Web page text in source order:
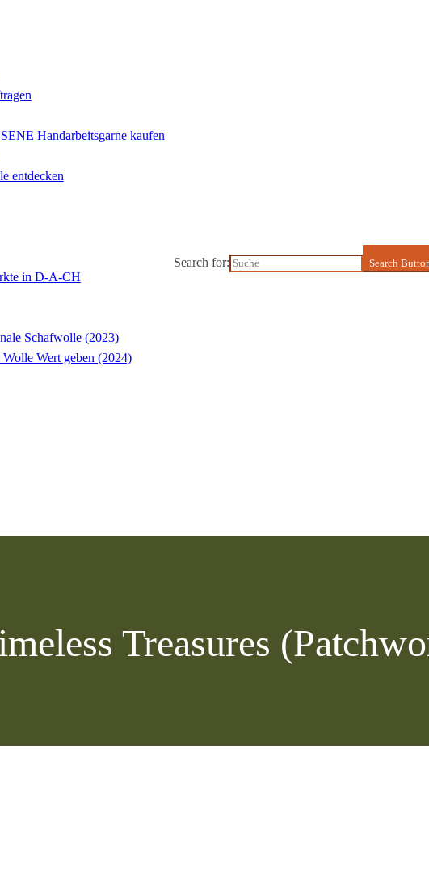
Handarbeitsgarne kaufen
entdecken
in D-A-CH
Schafwolle (2023)
Wert geben (2024)
Search for: Search
Treasures